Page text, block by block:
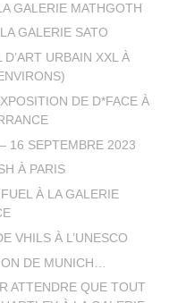
GALERIE MATHGOTH
GALERIE SATO
URBAIN XXL À
DE D*FACE À
16 SEPTEMBRE 2023
À PARIS
À LA GALERIE
VHILS À L’UNESCO
DE MUNICH…
ATTENDRE QUE TOUT